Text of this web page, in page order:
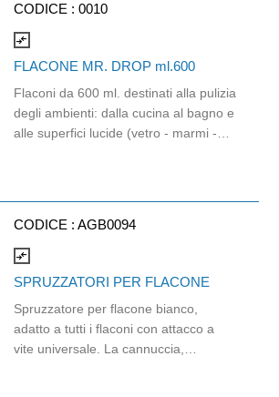
carrello o direttamente sul posto di
lavo ro significa evitare cadute,
inciampi e altri spiacevoli incidenti.
fissato all’attrezzo, senza interferire
con il suo utilizzo durante le procedure
enza il rischio di smarrimenti
CODICE : 0010
compare_arrows
FLACONE MR. DROP ml.600
Flaconi da 600 ml. destinati alla pulizia
degli ambienti: dalla cucina al bagno e
alle superfici lucide (vetro - marmi -
con Spruzzatori Spray (AGB0094) o
Spruzzatori Effetto Schiuma
(AGB0095).
CODICE : AGB0094
compare_arrows
SPRUZZATORI PER FLACONE
Spruzzatore per flacone bianco,
adatto a tutti i flaconi con attacco a
vite universale. La cannuccia,